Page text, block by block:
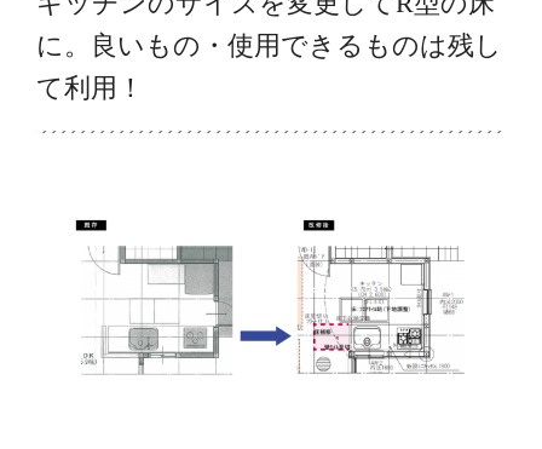
に。良いもの・使用できるものは残し
て利用！